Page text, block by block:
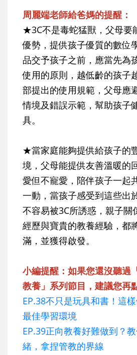
周麗端老師給爸媽的提醒：
★3C不是毒蛇猛獸，父母要
優勢，提供孩子優質的數位
品交予孩子之前，應當先為
使用的原則，越低齡的孩子
部提出的使用規範，父母應
情境及錯誤示範，幫助孩子
具。
★當家庭能夠提供給孩子的
境，父母能提供友善溫暖的
愛但不寵愛，陪伴孩子一起
一動，當孩子感受到這些出
不容易被3C所誘惑，親子關
經歷與寶貴的教養經驗，都
滿，並獲得啟發。
小編提醒：如果您還沒聽過
教養」系列節目，建議您再
EP.38不只是玩具和書！這
最佳學習環境
EP.39正向教養好難做到？
緒，拿捏管教的界線